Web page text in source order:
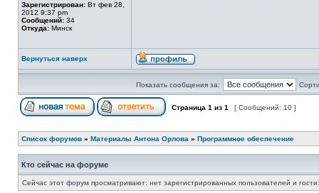
Зарегистрирован: Вт фев 28,
2012 9:37 pm
Сообщений: 34
Откуда: Минск
Вернуться наверх
Показать сообщения за:
Страница 1 из 1 [ Сообщений: 10 ]
Список форумов » Материалы Антона Орлова » Программное обеспечение
Кто сейчас на форуме
Сейчас этот форум просматривают: нет зарегистрированных пользователей и